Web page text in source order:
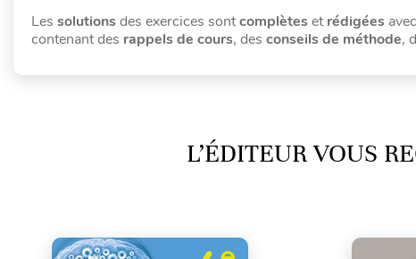
Les solutions des exercices sontcomplètes etrédigées
contenant des rappels de cours, des conseils de méthode,
L’ÉDITEUR VOUS